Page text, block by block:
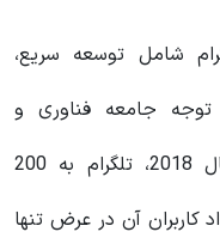
شامل توسعه سریع،
جامعه فناوری و
دولت‌ها در سراسر جهان بود. تا سال 2018، تلگرام به 200
کاربران آن در عرض تنها